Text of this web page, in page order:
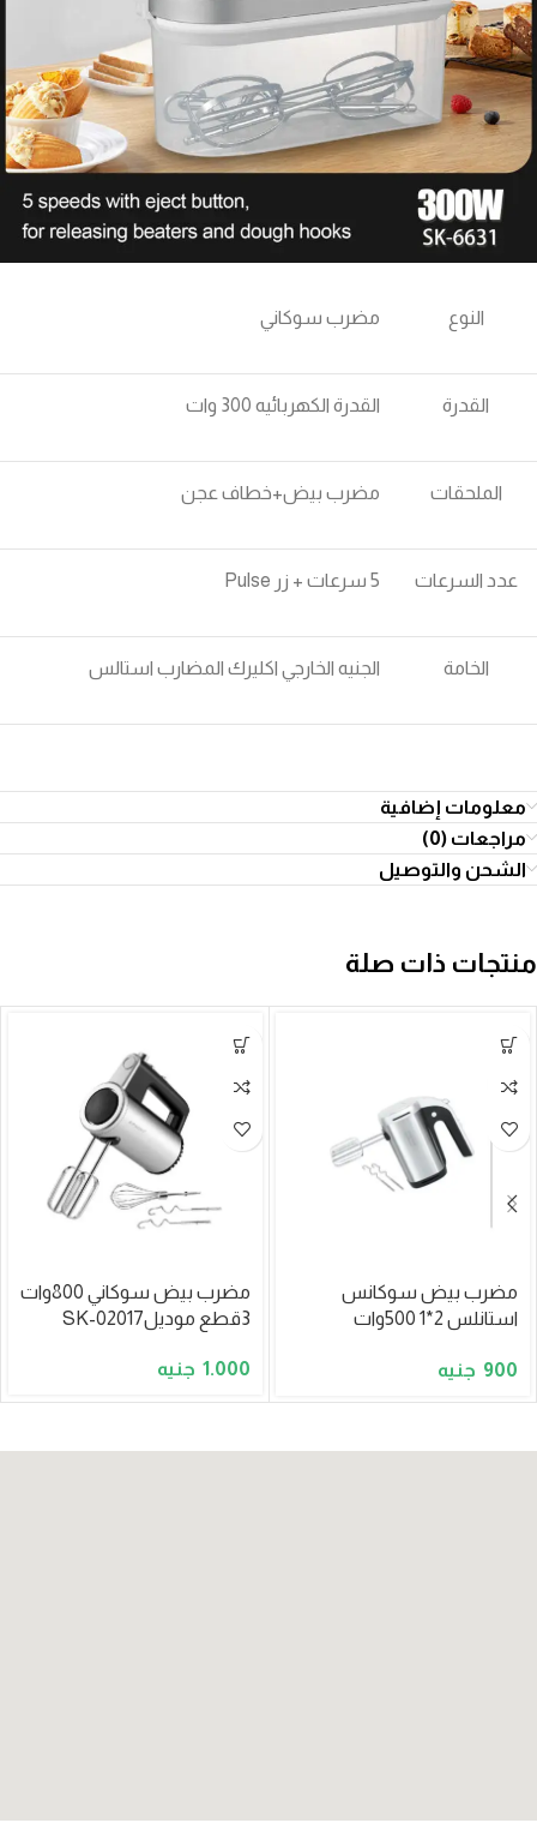
النوع مضرب سوكاني
القدرة القدرة الكهربائيه 300 وات
الملحقات مضرب بيض+خطاف عجن
عدد السرعات 5 سرعات + زر Pulse
الخامة الجنيه الخارجي اكليرك المضارب استالس
معلومات إضافية
مراجعات (0)
الشحن والتوصيل
منتجات ذات صلة
مضرب بيض سوكانس
استانلس 2*1 500وات
900
مضرب بيض سوكاني 800وات
3قطع موديلSK-02017
1.000